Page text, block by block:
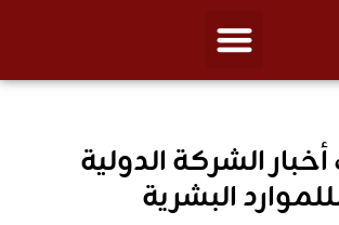
الشركة الدولية
البشرية